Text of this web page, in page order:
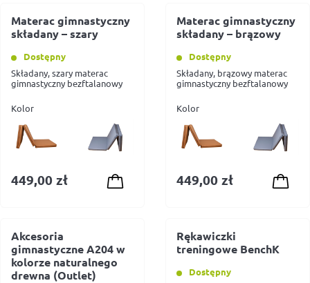
Materac gimnastyczny
składany – szary
Dostępny
Składany, szary materac
gimnastyczny bezftalanowy
Kolor
449,00 zł
Materac gimnastyczny
składany – brązowy
Dostępny
Składany, brązowy materac
gimnastyczny bezftalanowy
Kolor
449,00 zł
Akcesoria
gimnastyczne A204 w
kolorze naturalnego
drewna (Outlet)
Rękawiczki
treningowe BenchK
Dostępny